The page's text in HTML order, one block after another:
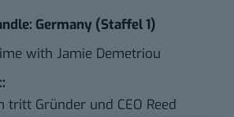
Germany (Staffel 1)
with Jamie Demetriou
tritt Gründer und CEO Reed